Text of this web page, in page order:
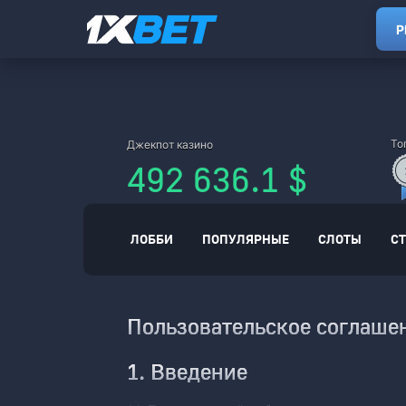
492 636.1 $
ЛОББИ ПОПУЛЯРНЫЕ СЛОТЫ
Пользовательское
1. Введение